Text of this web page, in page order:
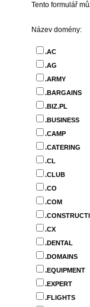
Tento formulář
Název domény:
.AC
.AG
.ARMY
.BARGAINS
.BIZ.PL
.BUSINESS
.CAMP
.CATERING
.CL
.CLUB
.CO
.COM
.CX
.DENTAL
.DOMAINS
.EQUIPMENT
.EXPERT
.FLIGHTS